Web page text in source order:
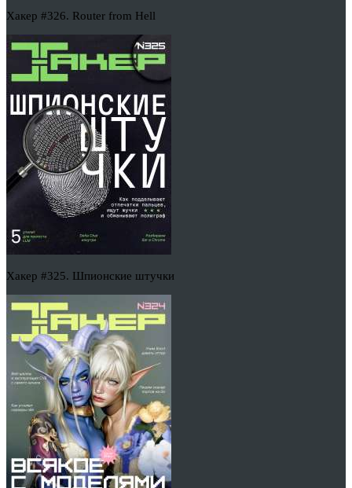
Хакер #326. Router from Hell
Хакер #325. Шпионские штучки